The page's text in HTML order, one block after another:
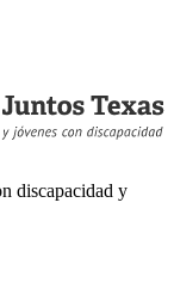
discapacidad y